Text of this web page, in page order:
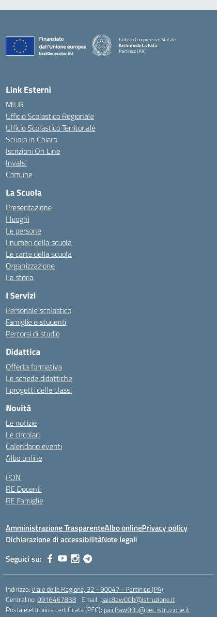
Istituto Comprensivo Statale
Archimede La Fata
Partinico (PA)
Link Esterni
MIUR
Ufficio Scolastico Regionale
Ufficio Scolastico Territoriale
Scuola in Chiaro
Iscrizioni On Line
Invalsi
Comune
La Scuola
Presentazione
I luoghi
Le persone
I numeri della scuola
Le carte della scuola
Organizzazione
La storia
I Servizi
Personale scolastico
Famiglie e studenti
Percorsi di studio
Didattica
Offerta formativa
Le schede didattiche
I progetti delle classi
Novità
Le notizie
Le circolari
Calendario eventi
Albo online
PON
RE Docenti
RE Famiglie
Amministrazione TrasparenteAlbo onlinePrivacy policy
Dichiarazione di accessibilitàNote legali
Seguici su:
Indirizzo:Viale della Ragione, 32 - 90047 - Partinico (PA)
Centralino:0916467838 Email: paic8aw00b@istruzione.it
Posta elettronica certificata (PEC): paic8aw00b@pec.istruzione.it